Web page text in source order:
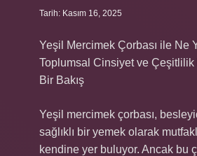
Tarih: Kasım 16, 2025
Yeşil Mercimek Çorbası ile Ne
Toplumsal Cinsiyet ve
Bir Bakış
Yeşil mercimek çorbası,
sağlıklı bir yemek olarak
kendine yer buluyor. Ancak bu